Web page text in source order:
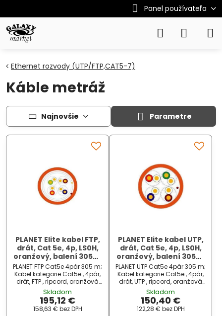
Panel používateľa
Ethernet rozvody (UTP/FTP,CAT5-7)
Káble metráž
Najnovšie Parametre
PLANET Elite kabel FTP,
drát, Cat 5e, 4p, LS0H,
oranžový, balení 305m,
B2ca-s1,d1,a1
PLANET FTP Cat5e 4pár 305 m;
Kabel kategorie Cat5e , 4pár,
drát, FTP , ripcord, oranžová
barva, cena za 305 m .
Normy: ISO/IEC 11801, EIA/TIA
568, EN 50173, EN 60332-1-2,
EN 50399...
Skladom
195,12 €
158,63 € bez DPH
PLANET Elite kabel UTP,
drát, Cat 5e, 4p, LS0H,
oranžový, balení 305m,
B2ca-s1,d1,a1
PLANET UTP Cat5e 4pár 305 m;
Kabel kategorie Cat5e , 4pár,
drát, UTP , ripcord, oranžová
barva, cena za 305 m .
Normy: ISO/IEC 11801, EIA/TIA
568, EN 50173, EN 60332-1-2,
EN 50399...
Skladom
150,40 €
122,28 € bez DPH